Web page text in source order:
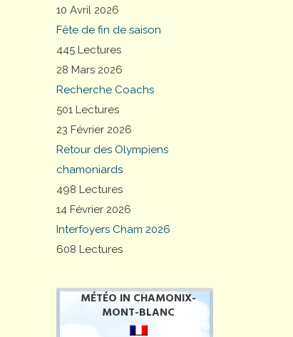
10 Avril 2026
Fête de fin de saison
445 Lectures
28 Mars 2026
Recherche Coachs
501 Lectures
23 Février 2026
Retour des Olympiens
chamoniards
498 Lectures
14 Février 2026
Interfoyers Cham 2026
608 Lectures
MÉTÉO IN CHAMONIX-
MONT-BLANC